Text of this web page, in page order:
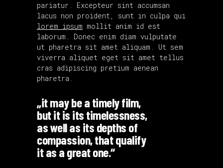
pariatur. Excepteur sint accumsan
lacus non proident, sunt in culpa qui
lorem ipsum mollit anim id est
laborum. Donec enim diam vulputate
ut pharetra sit amet aliquam. Ut sem
viverra aliquet eget sit amet tellus
cras adipiscing pretium aenean
pharetra.
„it may be a timely film,
but it is its timelessness,
as well as its depths of
compassion, that qualify
it as a great one.“